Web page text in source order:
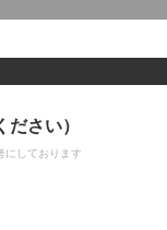
ださい）
にしております